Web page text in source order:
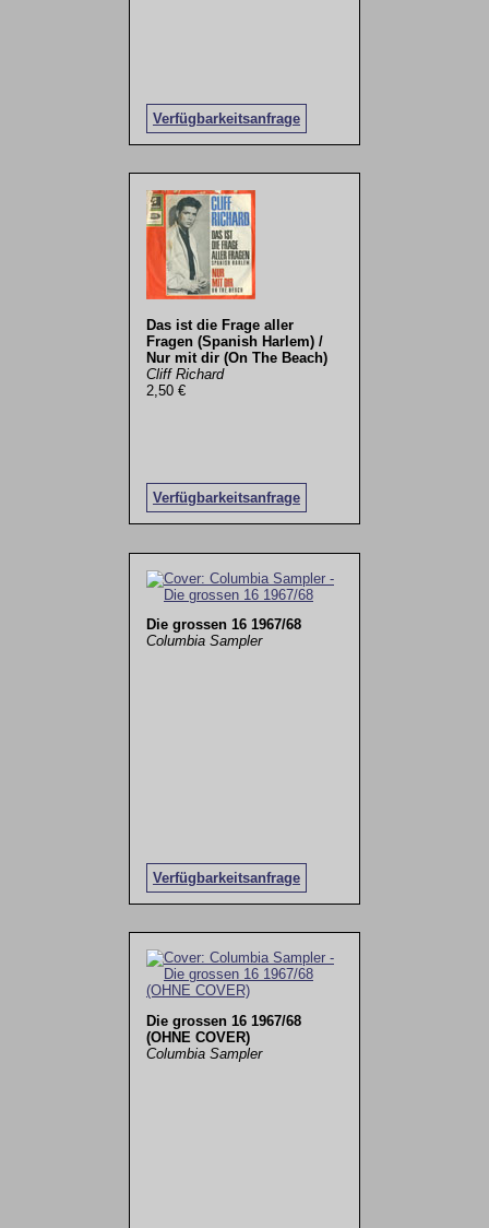
Verfügbarkeitsanfrage
Das ist die Frage aller
Fragen (Spanish Harlem) /
Nur mit dir (On The Beach)
Cliff Richard
2,50 €
Verfügbarkeitsanfrage
Die grossen 16 1967/68
Columbia Sampler
Verfügbarkeitsanfrage
Die grossen 16 1967/68
(OHNE COVER)
Columbia Sampler